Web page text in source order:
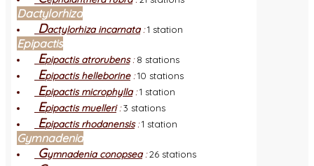
Dactylorhiza
Dactylorhiza incarnata:1 station
Epipactis
Epipactis atrorubens:8 stations
Epipactis helleborine:10 stations
Epipactis microphylla:1 station
Epipactis muelleri:3 stations
Epipactis rhodanensis:1 station
Gymnadenia
Gymnadenia conopsea:26 stations